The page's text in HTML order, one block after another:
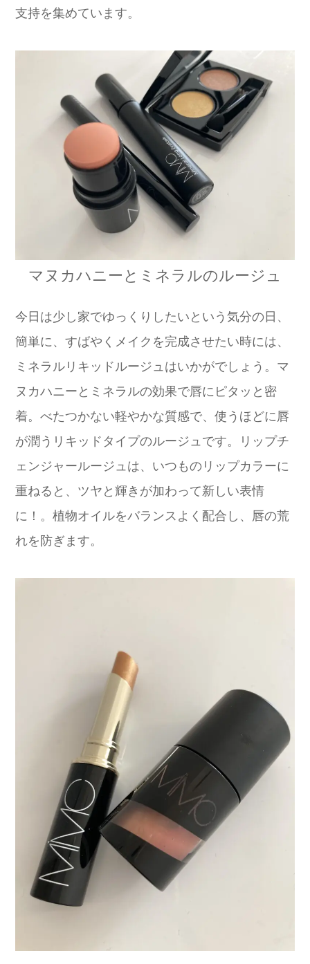
支持を集めています。
マヌカハニーとミネラルのルージュ
今日は少し家でゆっくりしたいという気分の日、
簡単に、すばやくメイクを完成させたい時には、
ミネラルリキッドルージュはいかがでしょう。マ
ヌカハニーとミネラルの効果で唇にピタッと密
着。べたつかない軽やかな質感で、使うほどに唇
が潤うリキッドタイプのルージュです。リップチ
ェンジャールージュは、いつものリップカラーに
重ねると、ツヤと輝きが加わって新しい表情
に！。植物オイルをバランスよく配合し、唇の荒
れを防ぎます。